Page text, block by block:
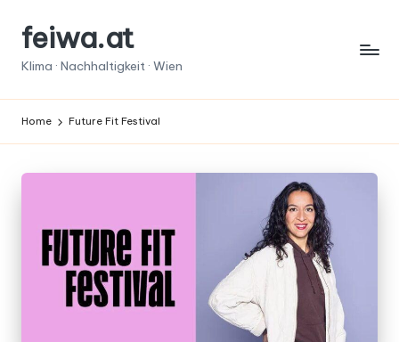
Skipfeiwa.at
Klima · Nachhaltigkeit · Wien
Home Future Fit Festival